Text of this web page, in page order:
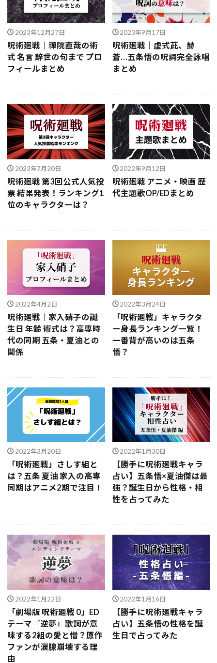
2023年12月27日
呪術廻戦｜禪院直哉の術
式 名言 辞世の句まで プロ
フィールまとめ
2023年9月17日
呪術廻戦｜虚式茈、赫
蒼…五条悟の呪詞完全詠唱
まとめ
2023年7月20日
呪術廻戦 第3回公式人気投
票 結果発表！ランキング1
位のキャラクターは？
2022年9月12日
呪術廻戦 アニメ・映画 歴
代主題歌OP/EDまとめ
2022年4月2日
呪術廻戦｜家入硝子の誕
生日 年齢 術式は？高専時
代の同期 五条・夏油との
関係
2022年3月24日
「呪術廻戦」キャラクタ
ー身長ランキング一覧！
一番背が高いのは五条
悟？
2022年3月20日
「呪術廻戦」さしす組と
は？五条 夏油 家入の高専
同期はアニメ2期で注目！
2022年1月30日
【勝手に呪術廻戦キャラ
占い】五条悟×夏油傑は最
強？誕生日から性格・相
性を占ってみた
2022年1月22日
「劇場版 呪術廻戦 0」ED
テーマ『逆夢』歌詞が意
味する2組の愛と憎？原作
ファンが涙腺崩壊する理
由
2022年1月16日
【勝手に呪術廻戦キャラ
占い】五条悟の性格を誕
生日で占ってみた